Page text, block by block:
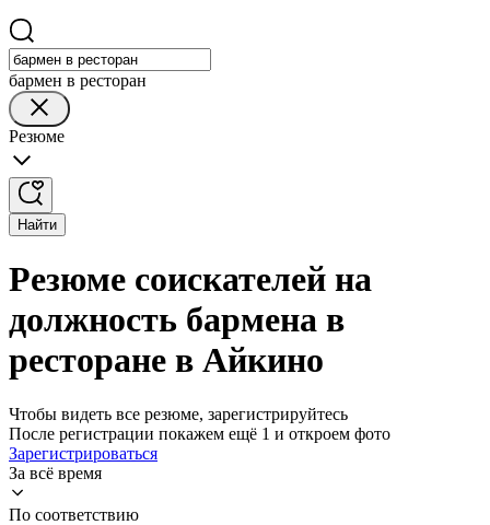
бармен в ресторан
Резюме
Найти
Резюме соискателей на
должность бармена в
ресторане в Айкино
Чтобы видеть все резюме, зарегистрируйтесь
После регистрации покажем ещё 1 и откроем фото
Зарегистрироваться
За всё время
По соответствию